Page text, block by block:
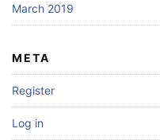
March 2019
META
Register
Log in